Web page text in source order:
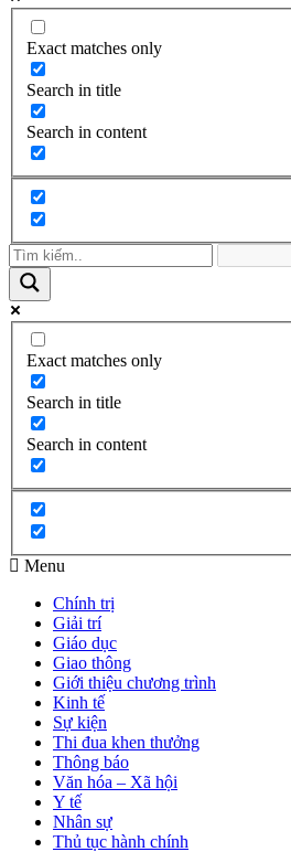
Exact matches only
Search in title
Search in content
Exact matches only
Search in title
Search in content
Menu
Chính trị
Giải trí
Giáo dục
Giao thông
Giới thiệu chương trình
Kinh tế
Sự kiện
Thi đua khen thưởng
Thông báo
Văn hóa – Xã hội
Y tế
Nhân sự
Thủ tục hành chính